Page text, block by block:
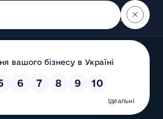
Пошук
України